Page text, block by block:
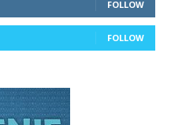
FOLLOW
FOLLOW